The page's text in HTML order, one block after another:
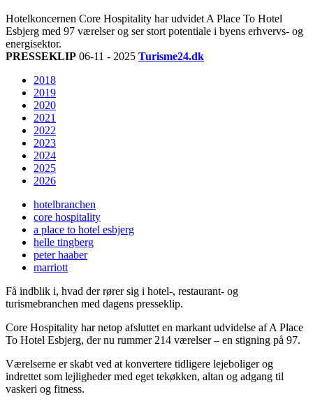
Hotelkoncernen Core Hospitality har udvidet A Place To Hotel
Esbjerg med 97 værelser og ser stort potentiale i byens erhvervs- og
energisektor.
PRESSEKLIP 06-11 - 2025 Turisme24.dk
2018
2019
2020
2021
2022
2023
2024
2025
2026
hotelbranchen
core hospitality
a place to hotel esbjerg
helle tingberg
peter haaber
marriott
Få indblik i, hvad der rører sig i hotel-, restaurant- og
turismebranchen med dagens presseklip.
Core Hospitality har netop afsluttet en markant udvidelse af A Place
To Hotel Esbjerg, der nu rummer 214 værelser – en stigning på 97.
Værelserne er skabt ved at konvertere tidligere lejeboliger og
indrettet som lejligheder med eget tekøkken, altan og adgang til
vaskeri og fitness.